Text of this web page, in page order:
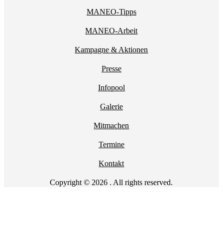
MANEO-Tipps
MANEO-Arbeit
Kampagne & Aktionen
Presse
Infopool
Galerie
Mitmachen
Termine
Kontakt
Copyright © 2026 . All rights reserved.